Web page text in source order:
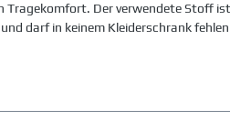
Der verwendete Stoff
darf in keinem Kleiderschrank